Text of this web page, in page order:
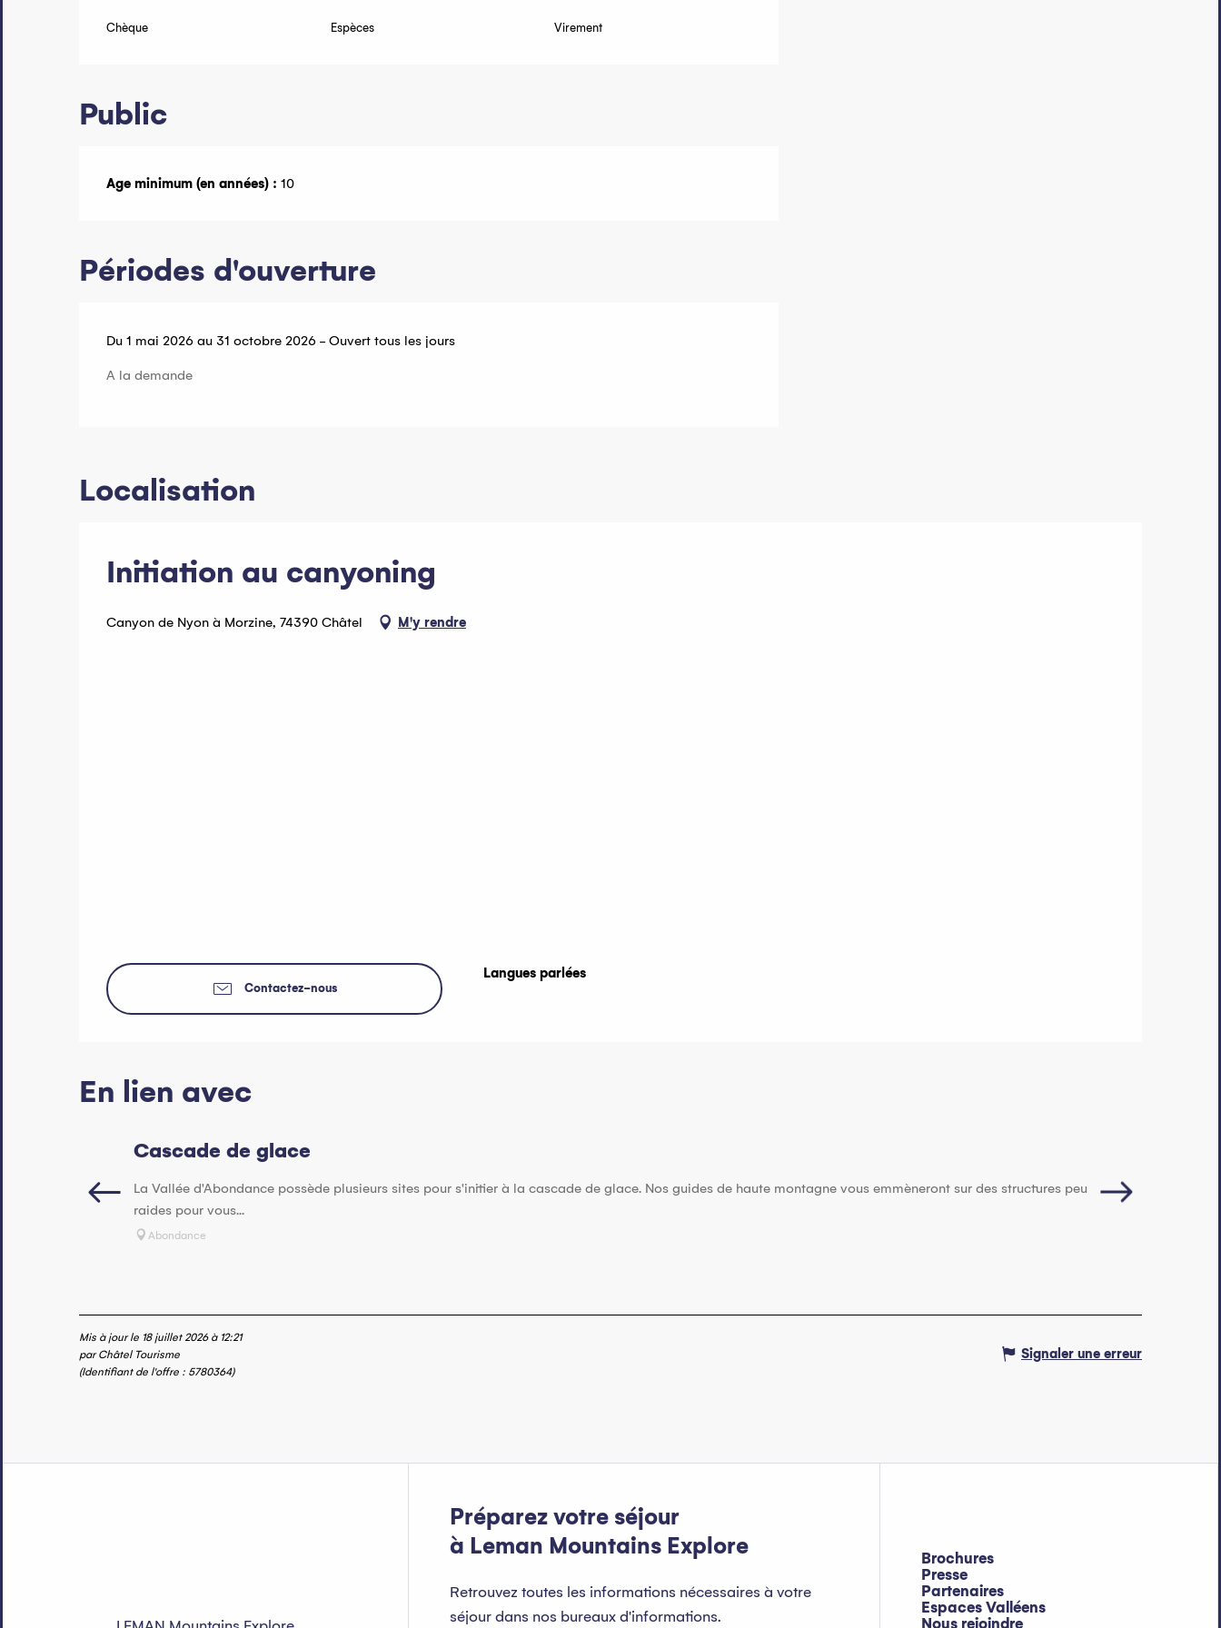
Chèque Espèces Virement
Public
Age minimum (en années) : 10
Périodes d'ouverture
Du 1 mai 2026 au 31 octobre 2026 - Ouvert tous les jours
A la demande
Localisation
Initiation au canyoning
Canyon de Nyon à Morzine, 74390 Châtel M'y rendre
Contactez-nous
Langues parlées
Langues parlées
En lien avec
Cascade de glace
La Vallée d'Abondance possède plusieurs sites pour s'initier à la cascade de glace. Nos guides de haute montagne vous emmèneront sur des structures peu
raides pour vous...
Abondance
Les guides de
Mis à jour le 18 juillet 2026 à 12:21
par Châtel Tourisme
(Identifiant de l'offre : 5780364)
Signaler une erreur
Préparez votre séjour
à Leman Mountains Explore
Retrouvez toutes les informations nécessaires à votre
séjour dans nos bureaux d'informations.
Brochures
Presse
Partenaires
Espaces Valléens
Nous rejoindre